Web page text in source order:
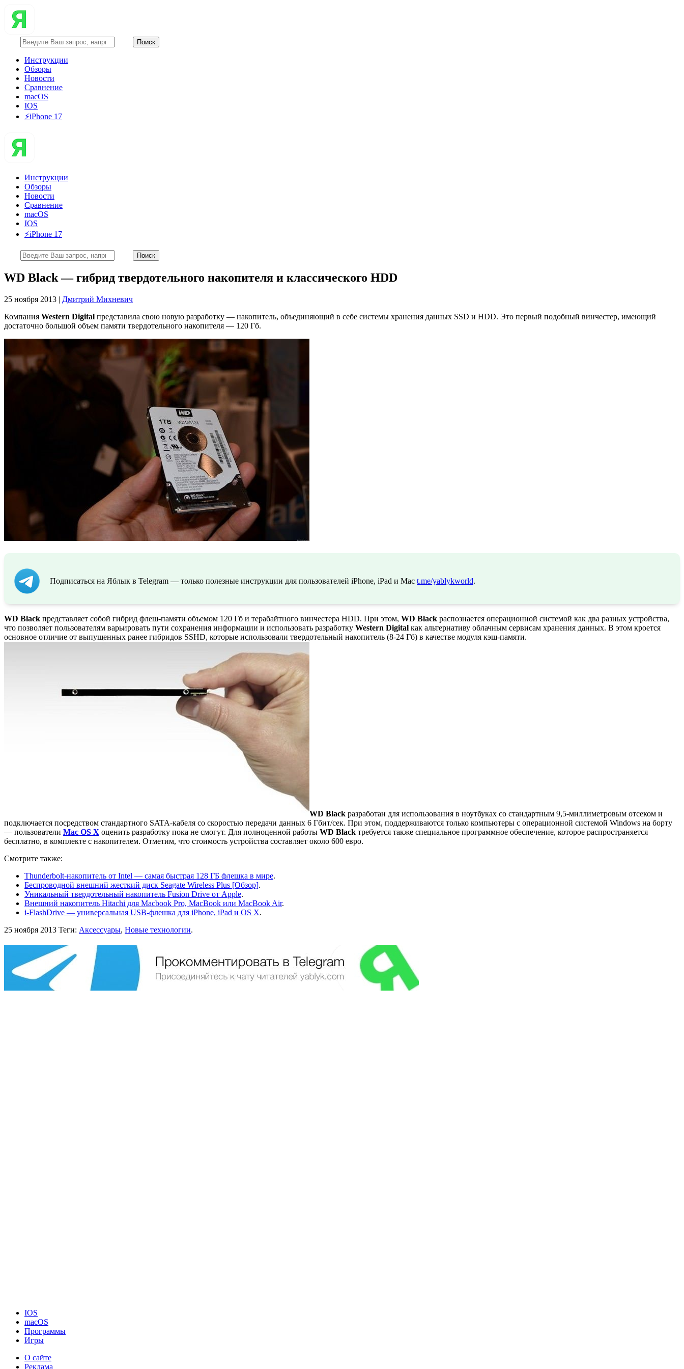
Инструкции
Обзоры
Новости
Сравнение
macOS
IOS
⚡️iPhone 17
Инструкции
Обзоры
Новости
Сравнение
macOS
IOS
⚡️iPhone 17
WD Black — гибрид твердотельного накопителя и классического HDD
25 ноября 2013 | Дмитрий Михневич
Компания Western Digital представила свою новую разработку — накопитель, объединяющий в себе системы хранения данных SSD и HDD. Это первый подобный винчестер, имеющий
достаточно большой объем памяти твердотельного накопителя — 120 Гб.
Подписаться на Яблык в Telegram — только полезные инструкции для пользователей iPhone, iPad и Mac t.me/yablykworld.
WD Black представляет собой гибрид флеш-памяти объемом 120 Гб и терабайтного винчестера HDD. При этом, WD Black распознается операционной системой как два разных устройства,
что позволяет пользователям варьировать пути сохранения информации и использовать разработку Western Digital как альтернативу облачным сервисам хранения данных. В этом кроется
основное отличие от выпущенных ранее гибридов SSHD, которые использовали твердотельный накопитель (8-24 Гб) в качестве модуля кэш-памяти.
WD Black разработан для использования в ноутбуках со стандартным 9,5-миллиметровым отсеком и
подключается посредством стандартного SATA-кабеля со скоростью передачи данных 6 Гбит/сек. При этом, поддерживаются только компьютеры с операционной системой Windows на борту
— пользователи Mac OS X оценить разработку пока не смогут. Для полноценной работы WD Black требуется также специальное программное обеспечение, которое распространяется
бесплатно, в комплекте с накопителем. Отметим, что стоимость устройства составляет около 600 евро.
Смотрите также:
Thunderbolt-накопитель от Intel — самая быстрая 128 ГБ флешка в мире.
Беспроводной внешний жесткий диск Seagate Wireless Plus [Обзор].
Уникальный твердотельный накопитель Fusion Drive от Apple.
Внешний накопитель Hitachi для Macbook Pro, MacBook или MacBook Air.
i-FlashDrive — универсальная USB-флешка для iPhone, iPad и OS X.
25 ноября 2013 Теги: Аксессуары, Новые технологии.
IOS
macOS
Программы
Игры
О сайте
Реклама